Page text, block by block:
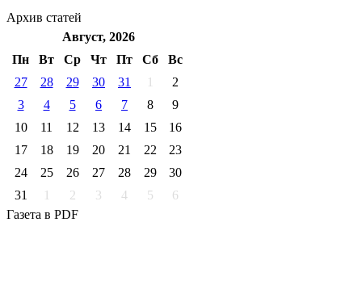
Архив статей
Август, 2026
Пн
Вт Ср Чт Пт Cб
Вс
27
28 29 30 31 1
2
3
4 5 6 7 8
9
10
11 12 13 14 15
16
17
18 19 20 21 22
23
24
25 26 27 28 29
30
31
1 2 3 4 5
6
Газета в PDF